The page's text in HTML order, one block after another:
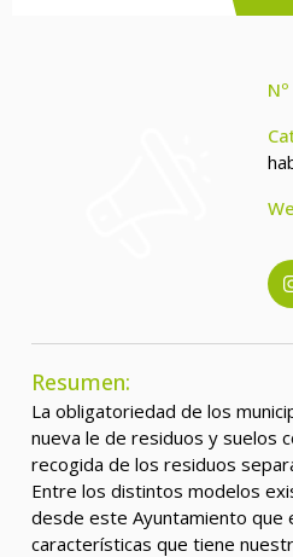
Resumen:
La obligatoriedad de los
nueva le de residuos y suelos
recogida de los residuos
Entre los distintos modelos
desde este Ayuntamiento que
características que tiene